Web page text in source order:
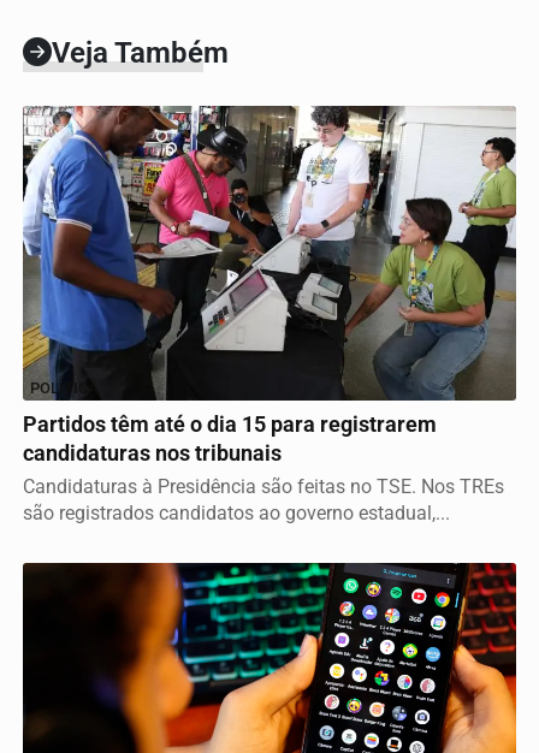
Veja Também
POLÍTICA
Partidos têm até o dia 15 para registrarem
candidaturas nos tribunais
Candidaturas à Presidência são feitas no TSE. Nos TREs
são registrados candidatos ao governo estadual,...